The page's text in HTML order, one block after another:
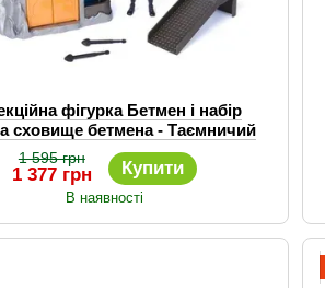
фігурка Бетмен і набір
сховище бетмена - Таємничий
замок Batman
1 595 грн
1 377 грн Купити
В наявності